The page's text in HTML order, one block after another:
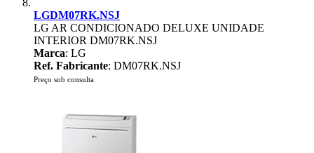
LGDM07RK.NSJ
LG AR CONDICIONADO DELUXE UNIDADE
INTERIOR DM07RK.NSJ
Marca: LG
Ref. Fabricante: DM07RK.NSJ
Preço sob consulta